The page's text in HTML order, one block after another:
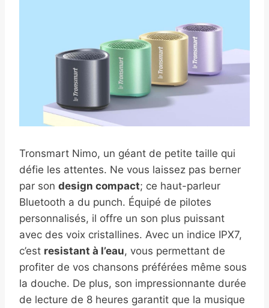
Tronsmart Nimo, un géant de petite taille qui
défie les attentes. Ne vous laissez pas berner
par son design compact; ce haut-parleur
Bluetooth a du punch. Équipé de pilotes
personnalisés, il offre un son plus puissant
avec des voix cristallines. Avec un indice IPX7,
c’est resistant à l’eau, vous permettant de
profiter de vos chansons préférées même sous
la douche. De plus, son impressionnante durée
de lecture de 8 heures garantit que la musique